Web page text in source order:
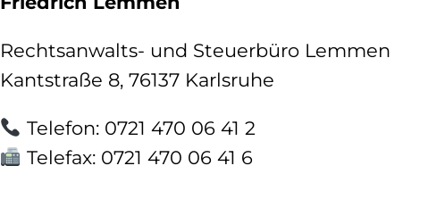
Rechtsanwalts- und Steuerbüro Lemmen
Kantstraße 8, 76137 Karlsruhe
Telefon: 0721 470 06 41 2
Telefax: 0721 470 06 41 6